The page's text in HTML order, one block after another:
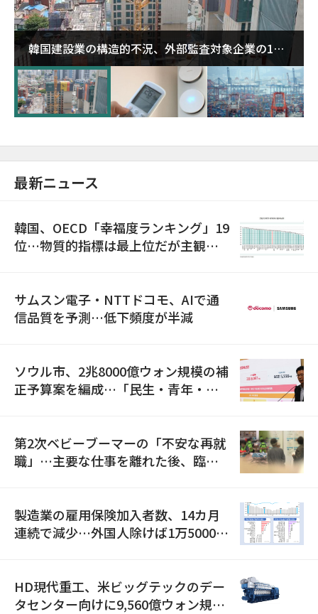
韓国建設業の構造的不況、外部監査対象企業の1割
超が「ゾンビ企業」に…5年で2.8倍増
最新ニュース
韓国、OECD「幸福度ランキング」19
位…物質的指標は最上位だが主観的
サムスン電子・NTTドコモ、AIで通
信品質を予測…低下頻度が半減
ソウル市、2兆8000億ウォン規模の補
正予算案を編成…「民生・青年・安
第2次ベビーブーマーの「不安な再就
職」…主要な仕事を離れた後、臨時
製造業の雇用保険加入者数、14カ月
連続で減少…外国人除けば1万5000人
HD現代重工、米ビッグテックのデー
タセンター向けに9,560億ウォン規模